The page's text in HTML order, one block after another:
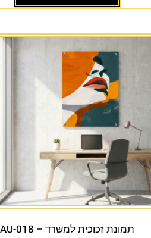
תמונת זכוכית למשרד – AU-018